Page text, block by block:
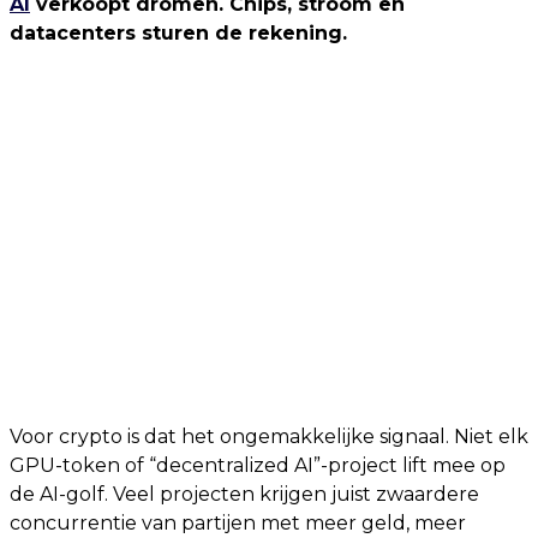
datacenters sturen de rekening.
Voor crypto is dat het ongemakkelijke signaal. Niet elk
GPU-token of “decentralized AI”-project lift mee op
de AI-golf. Veel projecten krijgen juist zwaardere
concurrentie van partijen met meer geld, meer